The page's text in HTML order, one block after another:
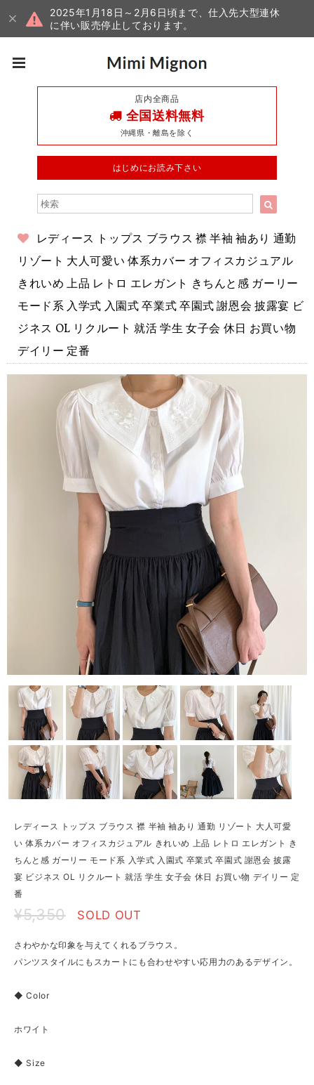
2025年1月18日～2月6日頃まで、仕入先大型連休
に伴い販売停止しております。
店内全商品
全国送料無料
沖縄県・離島を除く
はじめにお読み下さい
レディース トップス ブラウス 襟 半袖 袖あり 通勤
リゾート 大人可愛い 体系カバー オフィスカジュアル
きれいめ 上品 レトロ エレガント きちんと感 ガーリー
モード系 入学式 入園式 卒業式 卒園式 謝恩会 披露宴 ビ
ジネス OL リクルート 就活 学生 女子会 休日 お買い物
デイリー 定番
レディース トップス ブラウス 襟 半袖 袖あり 通勤 リゾート 大人可愛
い 体系カバー オフィスカジュアル きれいめ 上品 レトロ エレガント き
ちんと感 ガーリー モード系 入学式 入園式 卒業式 卒園式 謝恩会 披露
宴 ビジネス OL リクルート 就活 学生 女子会 休日 お買い物 デイリー 定
番
¥5,350 SOLD OUT
さわやかな印象を与えてくれるブラウス。
パンツスタイルにもスカートにも合わせやすい応用力のあるデザイン。
◆ Color
ホワイト
◆ Size